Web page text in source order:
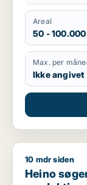
Areal
50 - 100.000
Max. per
Ikke angivet
Heino søger
10 mdr siden
Heino